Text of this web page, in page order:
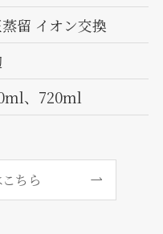
留 イオン交換
、720ml
ちら